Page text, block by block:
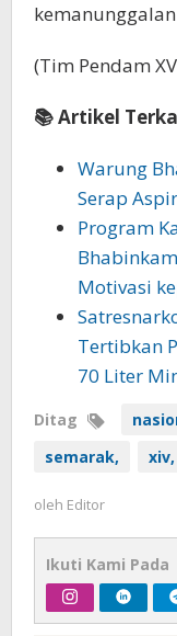
(Tim Pendam
📚 Artikel
Warung
Serap
Program
Motivasi
Tertibkan
70 Liter
Ditag
semarak,
xiv,
oleh Editor
Ikuti Kami Pada